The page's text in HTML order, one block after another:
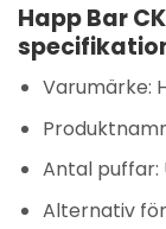
Happ Bar
Varumärke:
Antal puffar:
Alternativ